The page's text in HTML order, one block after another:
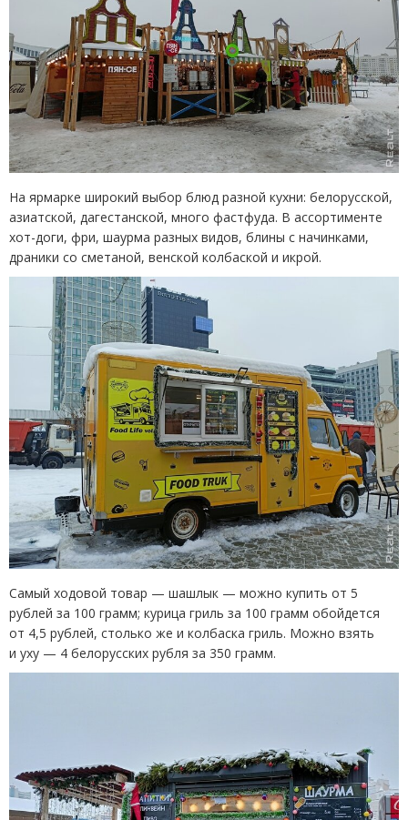
На ярмарке широкий выбор блюд разной кухни: белорусской,
азиатской, дагестанской, много фастфуда. В ассортименте
хот-доги, фри, шаурма разных видов, блины с начинками,
драники со сметаной, венской колбаской и икрой.
Самый ходовой товар — шашлык — можно купить от 5
рублей за 100 грамм; курица гриль за 100 грамм обойдется
от 4,5 рублей, столько же и колбаска гриль. Можно взять
и уху — 4 белорусских рубля за 350 грамм.